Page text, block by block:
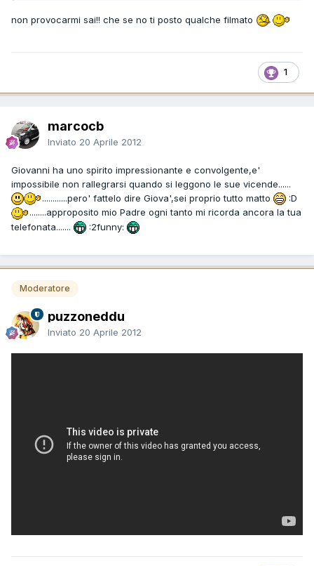
non provocarmi sai!! che se no ti posto qualche filmato
1
marcocb
Inviato 20 Aprile 2012
Giovanni ha uno spirito impressionante e convolgente,e'
impossibile non rallegrarsi quando si leggono le sue vicende......
............pero' fattelo dire Giova',sei proprio tutto matto
:D
........approposito mio Padre ogni tanto mi ricorda ancora la tua
telefonata.......
:2funny:
Moderatore
puzzoneddu
Inviato 20 Aprile 2012